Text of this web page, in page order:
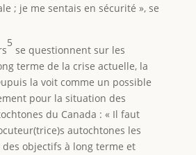
; je me sentais en sécurité », se
5
se questionnent sur les
terme de la crise actuelle, la
la voit comme un possible
pour la situation des
du Canada : « Il faut
autochtones les
objectifs à long terme et